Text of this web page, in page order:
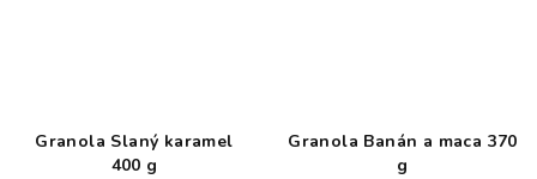
Granola Slaný karamel
400 g
Granola Banán a maca 370
g